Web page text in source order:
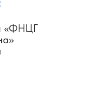
«ФНЦГ